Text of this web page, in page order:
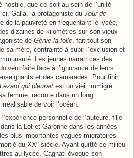
hostile, que ce soit au sein de l’unité
Galla, la protagoniste du Jour de
de la pauvreté en fréquentant le lycée,
dizaines de kilomètres sur son vieux
de Génie la folle, fait tout son
sa mère, contrainte à subir l’exclusion et
Les jeunes narratrices des
faire face à l’ignorance de leurs
et des camarades. Pour finir,
qui pleurait est un vieil immigré
femme, raconte dans un long
de voir l’océan.
personnelle de l’auteure, fille
la Lot-et-Garonne dans les années
plus importantes vagues migratoires
du XXe siècle. Ayant quitté ce milieu
au lycée, Cagnati évoque son